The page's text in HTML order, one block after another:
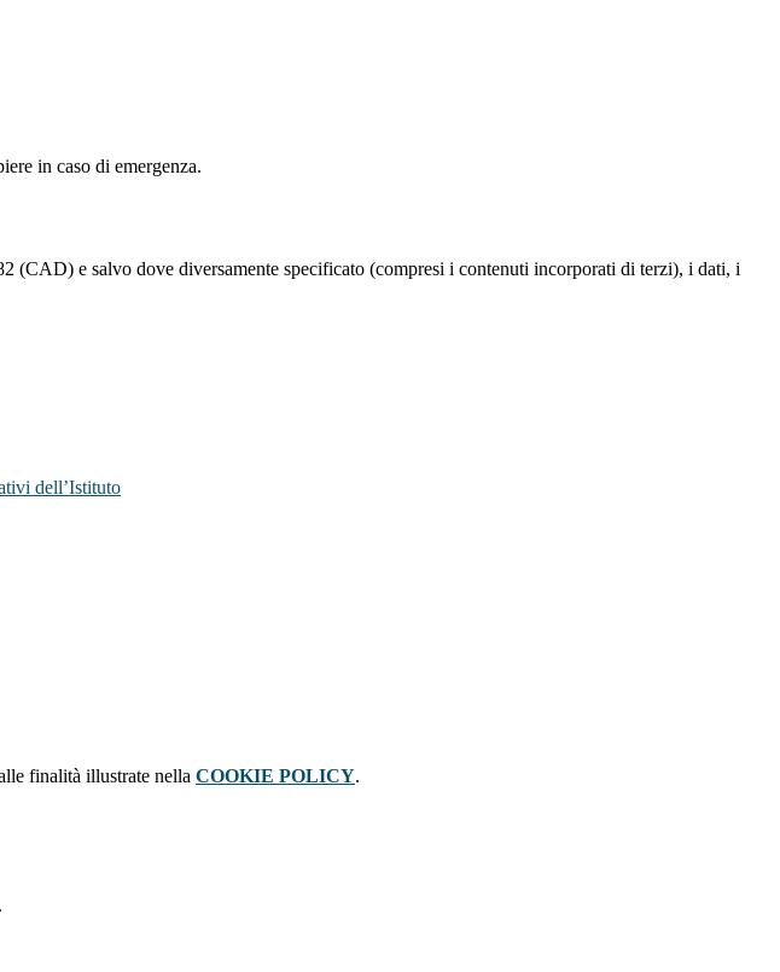
in caso di emergenza.
(CAD) e salvo dove diversamente specificato (compresi i contenuti incorporati di terzi), i dati, i
dell’Istituto
finalità illustrate nella COOKIE POLICY.